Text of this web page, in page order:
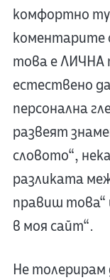
комфортно
коментарите
това е ЛИЧНА
естествено
персонална
развеят
словото“,
разликата
правиш
в моя сайт“.
Не толерирам